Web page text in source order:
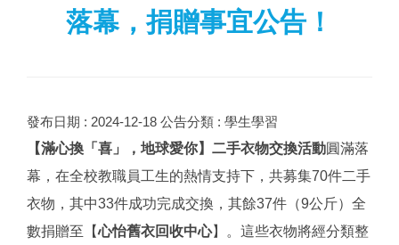
落幕，捐贈事宜公告！
發布日期 : 2024-12-18 公告分類 : 學生學習
【滿心換「喜」，地球愛你】二手衣物交換活動圓滿落
幕，在全校教職員工生的熱情支持下，共募集70件二手
衣物，其中33件成功完成交換，其餘37件（9公斤） 全
數捐贈至【心怡舊衣回收中心】。 這些衣物將經分類整